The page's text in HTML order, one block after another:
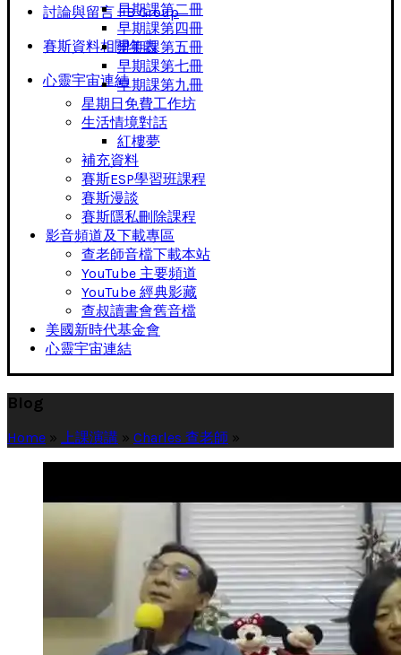
討論與留言 FB Group
賽斯資料相關年表
心靈宇宙連結
早期課第二冊
早期課第四冊
早期課第五冊
早期課第七冊
早期課第九冊
星期日免費工作坊
生活情境對話
紅樓夢
補充資料
賽斯ESP學習班課程
賽斯漫談
賽斯隱私刪除課程
影音頻道及下載專區
查老師音檔下載本站
YouTube 主要頻道
YouTube 經典影藏
查叔讀書會舊音檔
美國新時代基金會
心靈宇宙連結
Blog
Home » 上課演講 » Charles 查老師 »